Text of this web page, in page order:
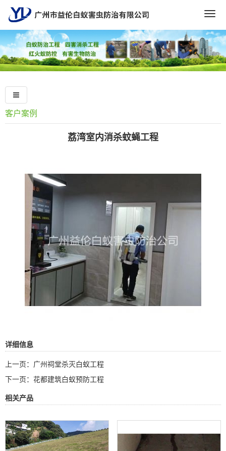
客户案例
荔湾室内消杀蚊蝇工程
详细信息
上一页： 广州祠堂杀灭白蚁工程
下一页： 花都建筑白蚁预防工程
相关产品